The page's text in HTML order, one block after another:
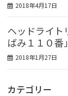
2018年4月17日
ヘッドライト
ばみ１１０番」
2018年1月27日
カテゴリー